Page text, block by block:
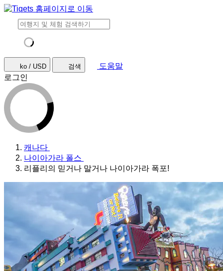
ko / USD 검색
도움말
로그인
캐나다
나이아가라 폴스
리플리의 믿거나 말거나 나이아가라 폭포!